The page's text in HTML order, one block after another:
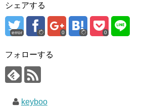
シェアする
error 0 0
フォローする
keyboo